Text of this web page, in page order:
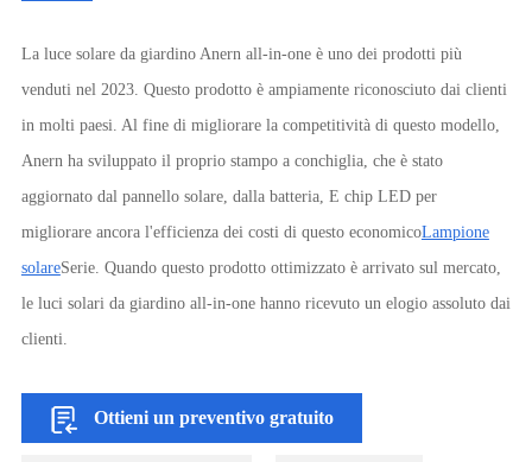
La luce solare da giardino Anern all-in-one è uno dei prodotti più
venduti nel 2023. Questo prodotto è ampiamente riconosciuto dai clienti
in molti paesi. Al fine di migliorare la competitività di questo modello,
Anern ha sviluppato il proprio stampo a conchiglia, che è stato
aggiornato dal pannello solare, dalla batteria, E chip LED per
migliorare ancora l'efficienza dei costi di questo economicoLampione
solareSerie. Quando questo prodotto ottimizzato è arrivato sul mercato,
le luci solari da giardino all-in-one hanno ricevuto un elogio assoluto dai
clienti.
Ottieni un preventivo gratuito